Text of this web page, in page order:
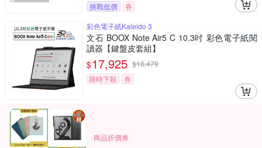
挑戰低價
券
彩色電子紙Kaleido 3
文石 BOOX Note Air5 C 10.3吋 彩色電子紙閱
讀器【鍵盤皮套組】
$17,925 $18,479
限時下殺
券
商品折價券